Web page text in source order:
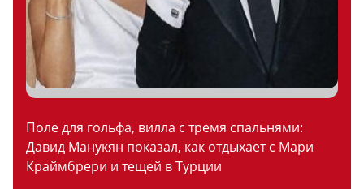
Поле для гольфа, вилла с тремя спальнями:
Давид Манукян показал, как отдыхает с Мари
Краймбрери и тещей в Турции